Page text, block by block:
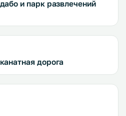
и парк развлечений
дорога